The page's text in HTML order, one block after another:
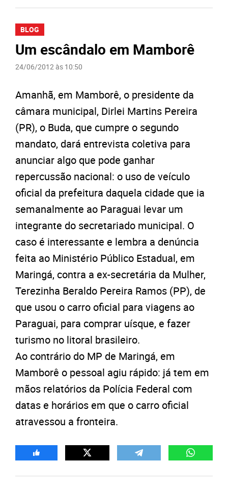
BLOG
Um escândalo em Mamborê
24/06/2012 às 10:50
Amanhã, em Mamborê, o presidente da
câmara municipal, Dirlei Martins Pereira
(PR), o Buda, que cumpre o segundo
mandato, dará entrevista coletiva para
anunciar algo que pode ganhar
repercussão nacional: o uso de veículo
oficial da prefeitura daquela cidade que ia
semanalmente ao Paraguai levar um
integrante do secretariado municipal. O
caso é interessante e lembra a denúncia
feita ao Ministério Público Estadual, em
Maringá, contra a ex-secretária da Mulher,
Terezinha Beraldo Pereira Ramos (PP), de
que usou o carro oficial para viagens ao
Paraguai, para comprar uísque, e fazer
turismo no litoral brasileiro.
Ao contrário do MP de Maringá, em
Mamborê o pessoal agiu rápido: já tem em
mãos relatórios da Polícia Federal com
datas e horários em que o carro oficial
atravessou a fronteira.